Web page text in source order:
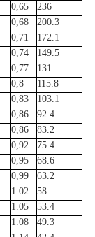
0,65
236
0,68
200.3
0,71
172.1
0,74
149.5
0,77
131
0,8
115.8
0,83
103.1
0,86
92.4
0,86
83.2
0,92
75.4
0,95
68.6
0,99
63.2
1.02
58
1.05
53.4
1.08
49.3